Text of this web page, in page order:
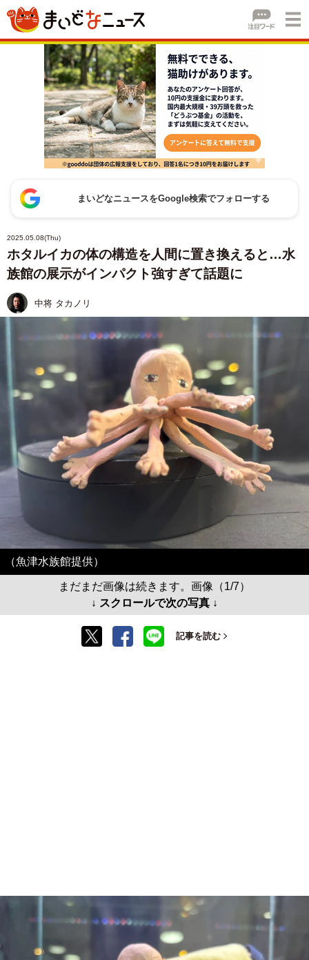
まいどなニュースをGoogle検索でフォローする
2025.05.08(Thu)
ホタルイカの体の構造を人間に置き換えると…水
族館の展示がインパクト強すぎて話題に
中将 タカノリ
（魚津水族館提供）
まだまだ画像は続きます。画像（1/7）
↓ スクロールで次の写真 ↓
記事を読む